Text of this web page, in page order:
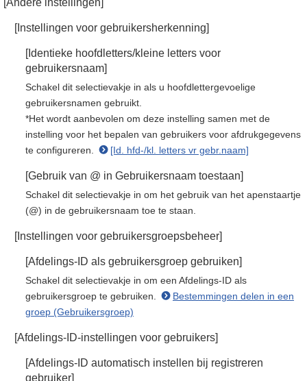
[Andere instellingen]
[Instellingen voor gebruikersherkenning]
[Identieke hoofdletters/kleine letters voor
gebruikersnaam]
Schakel dit selectievakje in als u hoofdlettergevoelige
gebruikersnamen gebruikt.
*Het wordt aanbevolen om deze instelling samen met de
instelling voor het bepalen van gebruikers voor afdrukgegevens
te configureren.
[Id. hfd-/kl. letters vr gebr.naam]
[Gebruik van @ in Gebruikersnaam toestaan]
Schakel dit selectievakje in om het gebruik van het apenstaartje
(@) in de gebruikersnaam toe te staan.
[Instellingen voor gebruikersgroepsbeheer]
[Afdelings-ID als gebruikersgroep gebruiken]
Schakel dit selectievakje in om een Afdelings-ID als
gebruikersgroep te gebruiken.
Bestemmingen delen in een
groep (Gebruikersgroep)
[Afdelings-ID-instellingen voor gebruikers]
[Afdelings-ID automatisch instellen bij registreren
gebruiker]